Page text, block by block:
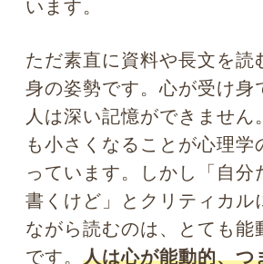
仕事に効く！ 相手の興味を引く
瞳にまつわる心理学トップに戻る